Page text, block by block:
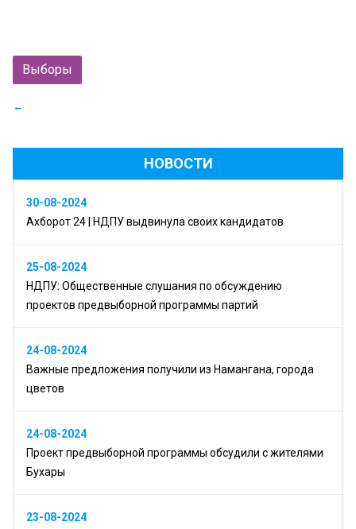
Выборы
←
НОВОСТИ
30-08-2024
Ахборот 24 | НДПУ выдвинула своих кандидатов
25-08-2024
НДПУ: Общественные слушания по обсуждению
проектов предвыборной программы партий
24-08-2024
Важные предложения получили из Намангана, города
цветов
24-08-2024
Проект предвыборной программы обсудили с жителями
Бухары
23-08-2024